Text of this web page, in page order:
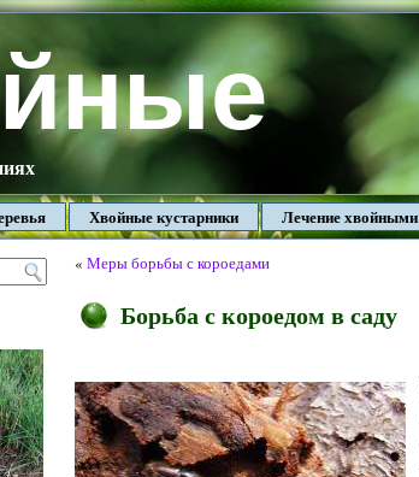
Хвойные кустарники Лечение хвойными
« Меры борьбы с короедами
Борьба с короедом в саду